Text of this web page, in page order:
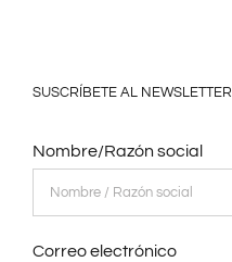
SUSCRÍBETE AL NEWSLETTER
Nombre/Razón social
Correo electrónico